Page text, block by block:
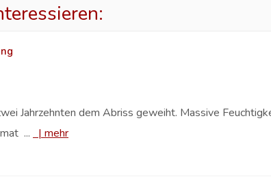
Jahrzehnten dem Abriss geweiht. Massive
... |mehr